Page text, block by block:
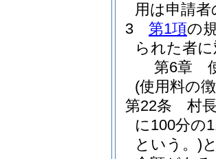
用は申請
3
第1項の
られた者
第6章
(使用料の
第22条
村
に100分の
という。)